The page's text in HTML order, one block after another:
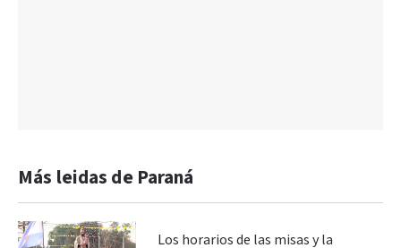
Más leidas de Paraná
Los horarios de las misas y la